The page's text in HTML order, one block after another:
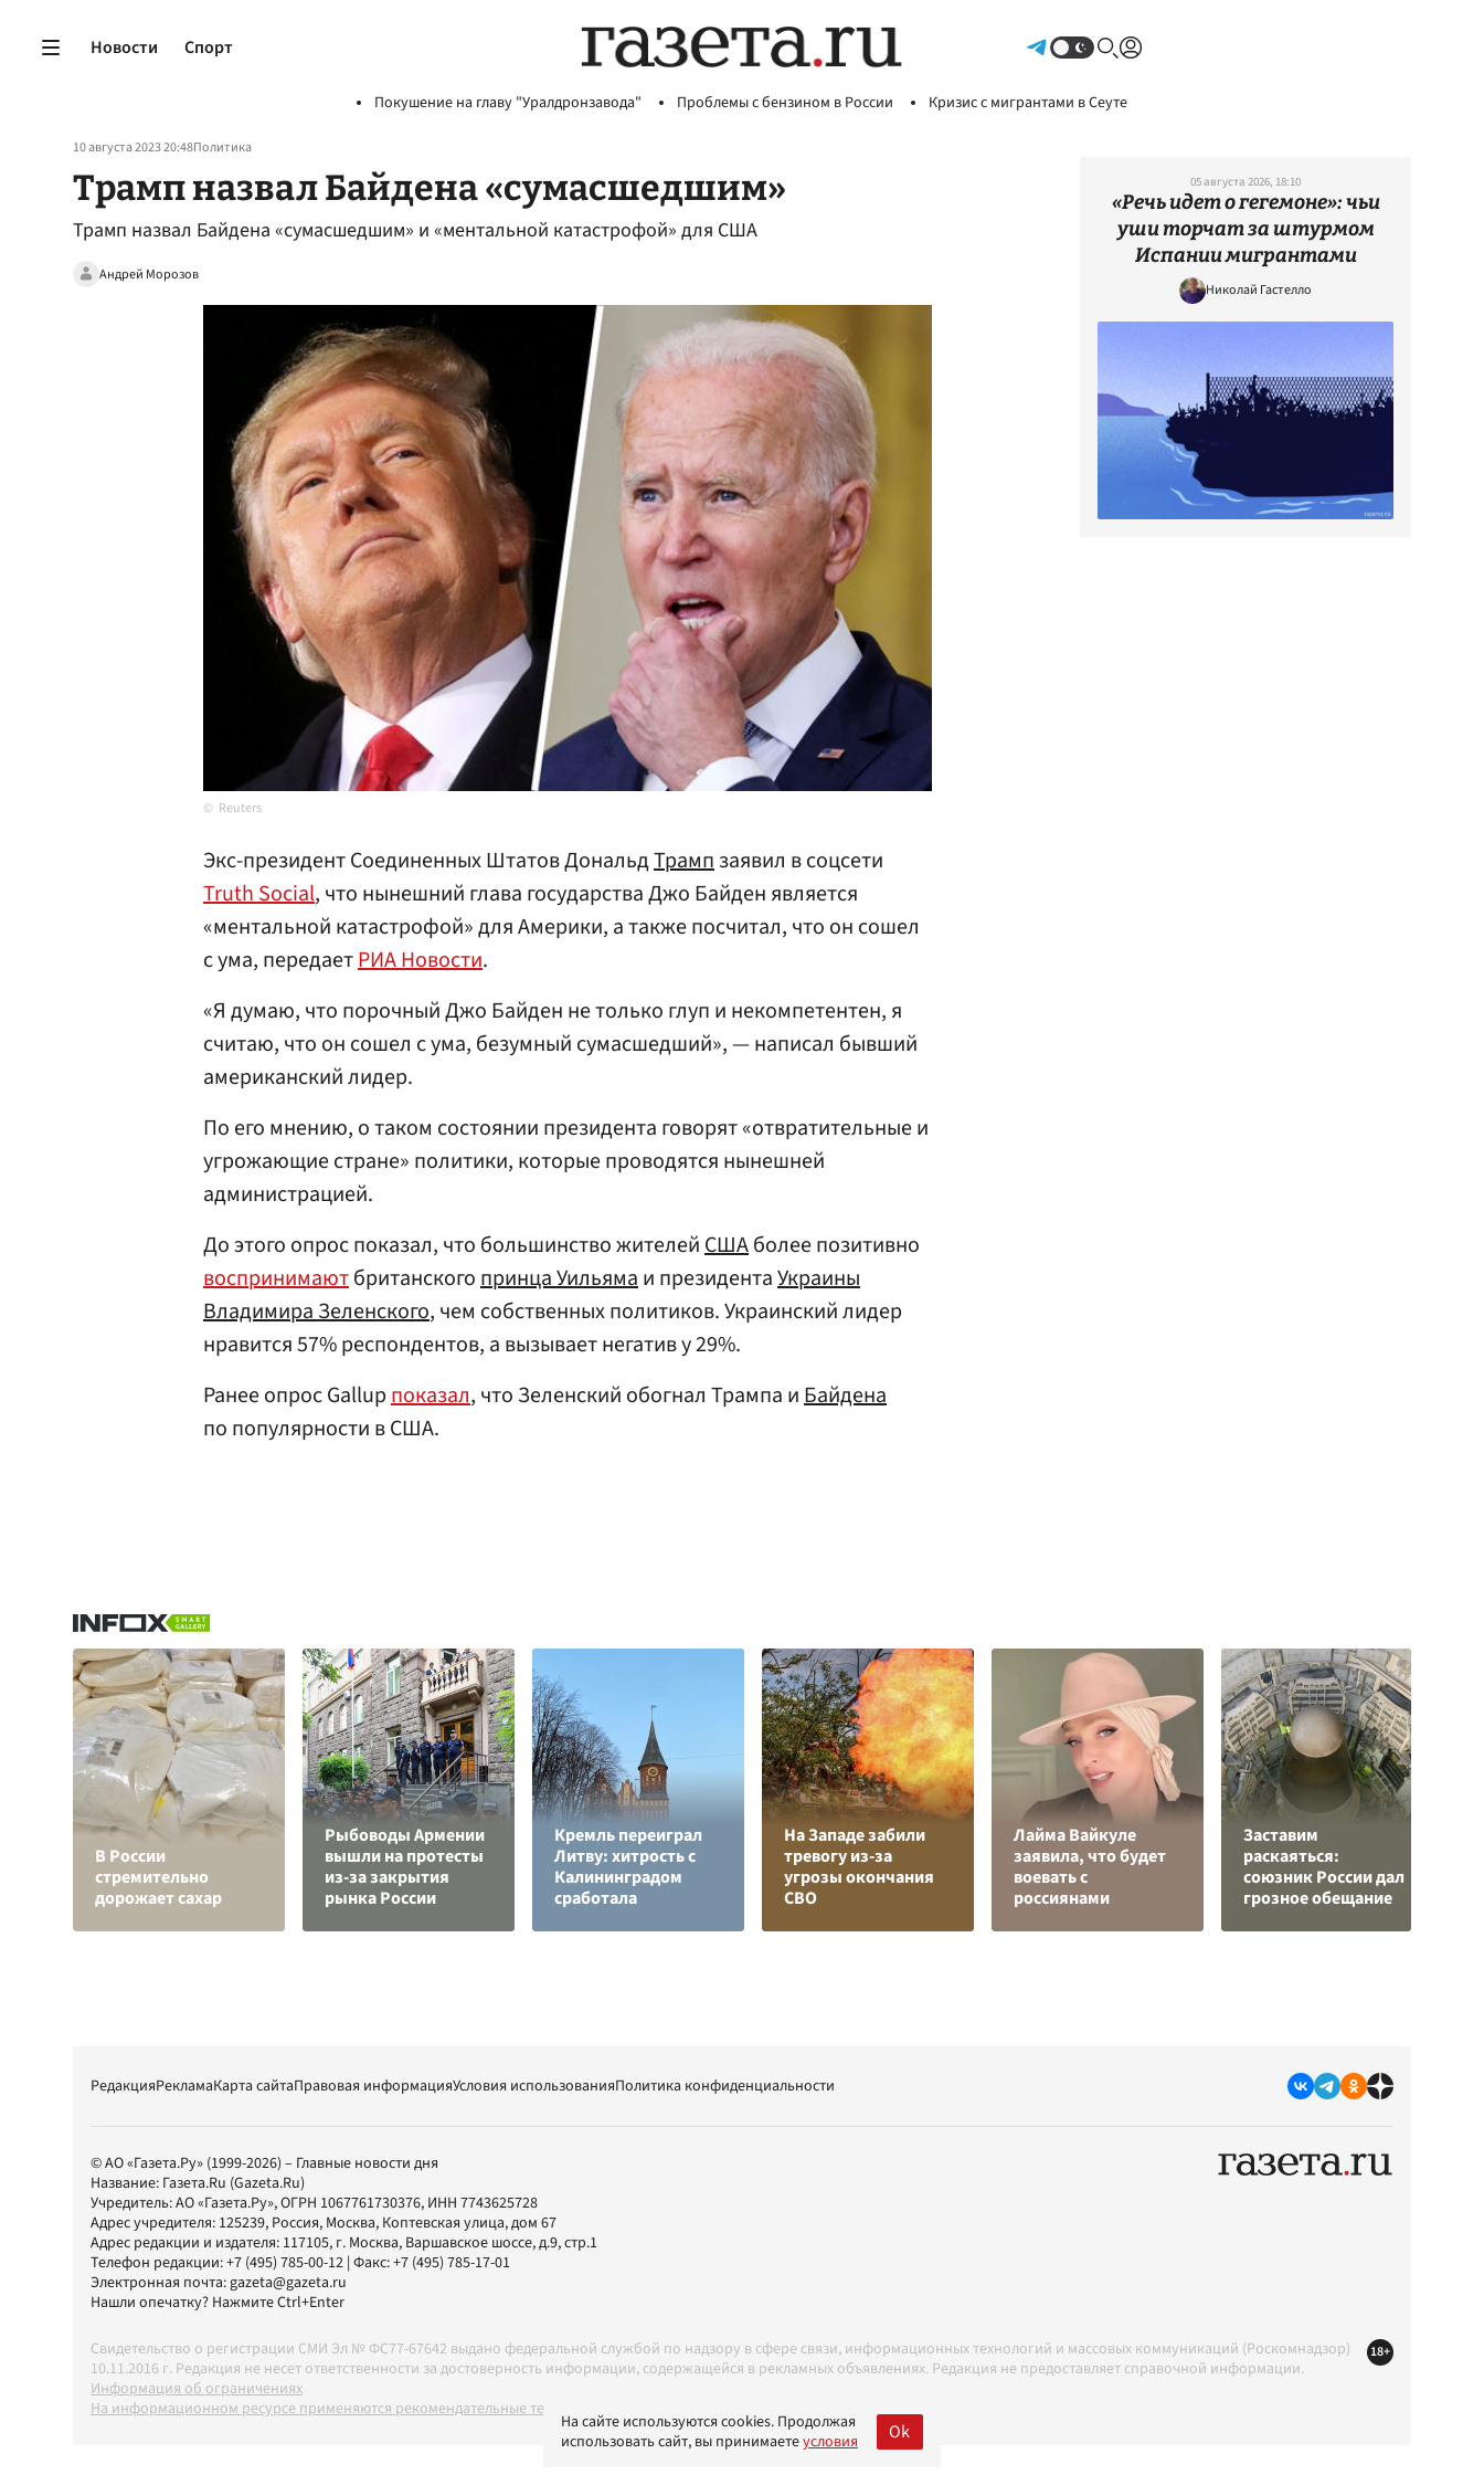
Новости Спорт
Покушение на главу "Уралдронзавода" Проблемы с бензином в России Кризис с мигрантами в Сеуте
10 августа 2023 20:48Политика
Трамп назвал Байдена «сумасшедшим»
Трамп назвал Байдена «сумасшедшим» и «ментальной катастрофой» для США
Андрей Морозов
Reuters
Экс-президент Соединенных Штатов ДональдТрампзаявил в соцсети
Truth Social, что нынешний глава государства Джо Байден является
«ментальной катастрофой» для Америки, а также посчитал, что он сошел
с ума, передаетРИА Новости.
«Я думаю, что порочный Джо Байден не только глуп и некомпетентен, я
считаю, что он сошел с ума, безумный сумасшедший», — написал бывший
американский лидер.
По его мнению, о таком состоянии президента говорят «отвратительные и
угрожающие стране» политики, которые проводятся нынешней
администрацией.
До этого опрос показал, что большинство жителейСШАболее позитивно
воспринимаютбританскогопринца Уильямаи президентаУкраины
Владимира Зеленского, чем собственных политиков. Украинский лидер
нравится 57% респондентов, а вызывает негатив у 29%.
Ранее опрос Gallupпоказал, что Зеленский обогнал Трампа иБайдена
по популярности в США.
05 августа 2026, 18:10
«Речь идет о гегемоне»: чьи
уши торчат за штурмом
Испании мигрантами
Николай Гастелло
В России
стремительно
дорожает сахар
Рыбоводы Армении
вышли на протесты
из-за закрытия
рынка России
Кремль переиграл
Литву: хитрость с
Калининградом
сработала
На Западе забили
тревогу из-за
угрозы окончания
СВО
Лайма Вайкуле
заявила, что будет
воевать с
россиянами
Заставим
раскаяться:
союзник России дал
грозное обещание
РедакцияРекламаКарта сайтаПравовая информацияУсловия использованияПолитика конфиденциальности
© АО «Газета.Ру» (1999-2026) – Главные новости дня
Название: Газета.Ru (Gazeta.Ru)
Учредитель:АО «Газета.Ру», ОГРН 1067761730376, ИНН 7743625728
Адрес учредителя: 125239, Россия, Москва, Коптевская улица, дом 67
Адрес редакции и издателя: 117105, г. Москва, Варшавское шоссе, д.9, стр.1
Телефон редакции:+7 (495) 785-00-12 | Факс:+7 (495) 785-17-01
Электронная почта:gazeta@gazeta.ru
Нашли опечатку? Нажмите Ctrl+Enter
Свидетельство о регистрации СМИ Эл № ФС77-67642 выдано федеральной службой по надзору в сфере связи, информационных технологий и массовых коммуникаций (Роскомнадзор)
10.11.2016 г. Редакция не несет ответственности за достоверность информации, содержащейся в рекламных объявлениях. Редакция не предоставляет справочной информации.
Информация об ограничениях
На информационном ресурсе применяются рекомендательные технологии в соответствии с Правилами
18+
На сайте используются cookies. Продолжая
использовать сайт, вы принимаетеусловия Ok